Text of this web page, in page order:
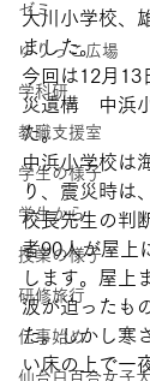
ゼミ
ゆりっこ広場
学科研
教職支援室
学生の様子
学生から
授業の様子
研修旅行
仕事始め
仙台白百合女子
大川小学校、
ました。
今回は12月13
災遺構　中浜
た。
中浜小学校は
り、震災時は
校長先生の判
者90人が屋上
します。屋上
波が迫ったも
た。しかし寒
い床の上で一